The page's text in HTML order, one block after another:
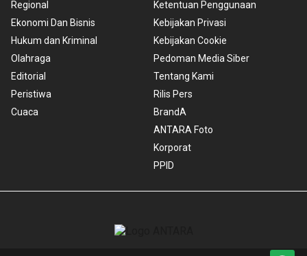
Regional
Ekonomi Dan Bisnis
Hukum dan Kriminal
Olahraga
Editorial
Peristiwa
Cuaca
Ketentuan Penggunaan
Kebijakan Privasi
Kebijakan Cookie
Pedoman Media Siber
Tentang Kami
Rilis Pers
BrandA
ANTARA Foto
Korporat
PPID